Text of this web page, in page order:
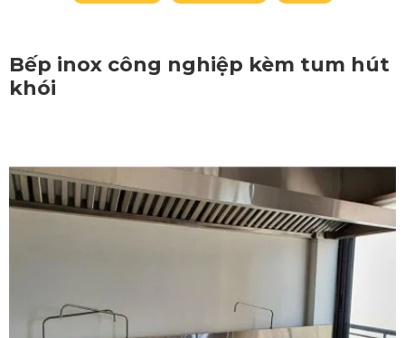
Bếp inox công nghiệp kèm tum hút
khói